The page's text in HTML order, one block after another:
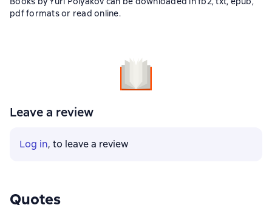
pdf formats or read online.
Leave a review
Log in, to leave a review
Quotes